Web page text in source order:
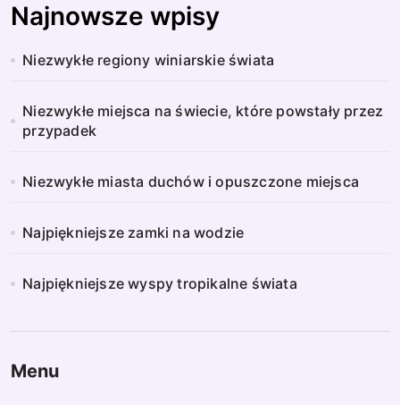
Najnowsze wpisy
Niezwykłe regiony winiarskie świata
Niezwykłe miejsca na świecie, które powstały przez
przypadek
Niezwykłe miasta duchów i opuszczone miejsca
Najpiękniejsze zamki na wodzie
Najpiękniejsze wyspy tropikalne świata
Menu